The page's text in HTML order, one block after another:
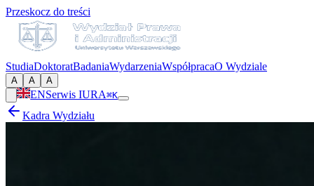
Przeskocz do treści
StudiaDoktoratBadaniaWydarzeniaWspółpracaO Wydziale
A A A
ENSerwis IURA⌘K
Kadra Wydziału